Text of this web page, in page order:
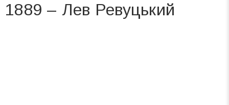
1889 – Лев Ревуцький